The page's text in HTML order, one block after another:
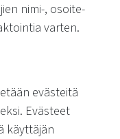
nimi-, osoite-
varten.
evästeitä
Evästeet
käyttäjän